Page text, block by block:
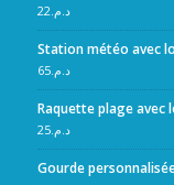
د.م. 22
Station météo avec
د.م.65
Raquette plage avec
د.م.25
Gourde